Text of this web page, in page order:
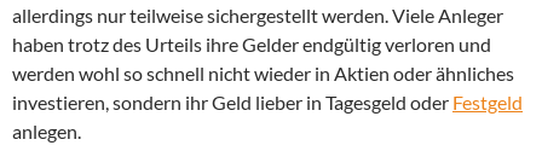
allerdings nur teilweise sichergestellt werden. Viele Anleger
haben trotz des Urteils ihre Gelder endgültig verloren und
werden wohl so schnell nicht wieder in Aktien oder ähnliches
investieren, sondern ihr Geld lieber in Tagesgeld oder Festgeld
anlegen.